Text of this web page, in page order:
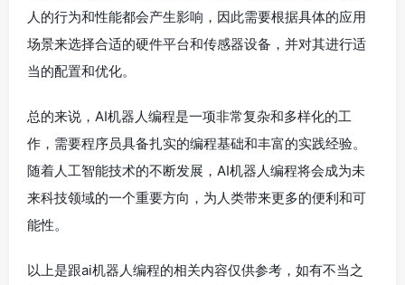
人的行为和性能都会产生影响，因此需要根据具体的应用
场景来选择合适的硬件平台和传感器设备，并对其进行适
当的配置和优化。
总的来说，AI机器人编程是一项非常复杂和多样化的工
作，需要程序员具备扎实的编程基础和丰富的实践经验。
随着人工智能技术的不断发展，AI机器人编程将会成为未
来科技领域的一个重要方向，为人类带来更多的便利和可
能性。
以上是跟ai机器人编程的相关内容仅供参考，如有不当之